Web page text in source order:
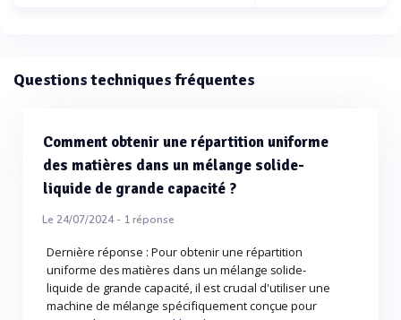
Questions techniques fréquentes
Comment obtenir une répartition uniforme
des matières dans un mélange solide-
liquide de grande capacité ?
Le 24/07/2024 - 1réponse
Dernière réponse : Pour obtenir une répartition
uniforme des matières dans un mélange solide-
liquide de grande capacité, il est crucial d'utiliser une
machine de mélange spécifiquement conçue pour